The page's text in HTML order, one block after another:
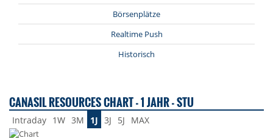
Börsenplätze
Realtime Push
Historisch
CANASIL RESOURCES CHART - 1 JAHR - STU
Intraday 1W 3M 1J 3J 5J MAX